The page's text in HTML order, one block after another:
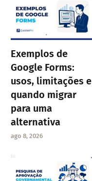
Exemplos de
Google Forms:
usos, limitações e
quando migrar
para uma
alternativa
ago 8, 2026